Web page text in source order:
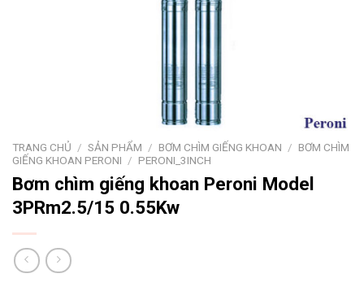
TRANG CHỦ / SẢN PHẨM / BƠM CHÌM GIẾNG KHOAN / BƠM CHÌM
GIẾNG KHOAN PERONI / PERONI_3INCH
Bơm chìm giếng khoan Peroni Model
3PRm2.5/15 0.55Kw